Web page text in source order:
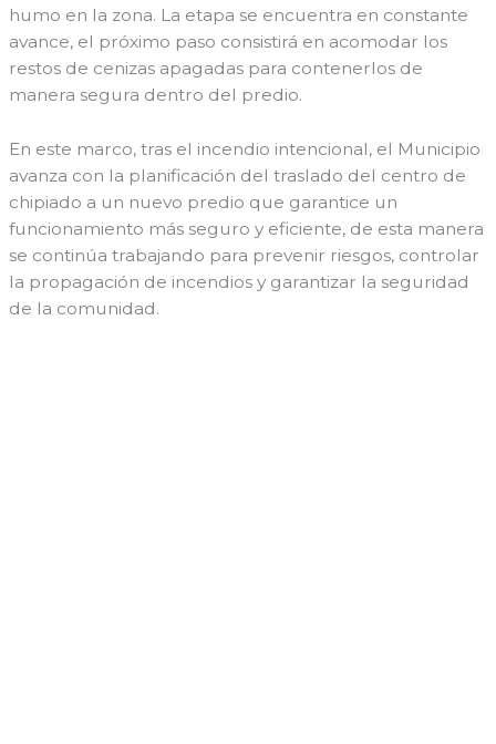
humo en la zona. La etapa se encuentra en constante
avance, el próximo paso consistirá en acomodar los
restos de cenizas apagadas para contenerlos de
manera segura dentro del predio.
En este marco, tras el incendio intencional, el Municipio
avanza con la planificación del traslado del centro de
chipiado a un nuevo predio que garantice un
funcionamiento más seguro y eficiente, de esta manera
se continúa trabajando para prevenir riesgos, controlar
la propagación de incendios y garantizar la seguridad
de la comunidad.